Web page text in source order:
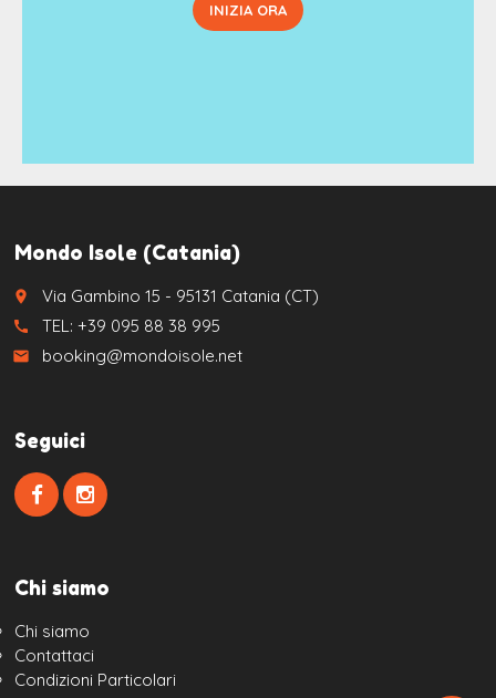
INIZIA ORA
Mondo Isole (Catania)
place Via Gambino 15 - 95131 Catania (CT)
call TEL: +39 095 88 38 995
email booking@mondoisole.net
Seguici
Chi siamo
Chi siamo
Contattaci
Condizioni Particolari